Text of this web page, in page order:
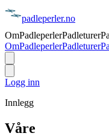
padleperler.no
OmPadleperlerPadleturer
OmPadleperlerPadleturer
Logg inn
Innlegg
Våre